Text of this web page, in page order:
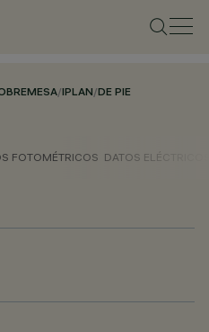
/IPLAN/DE PIE
FOTOMÉTRICOS DATOS